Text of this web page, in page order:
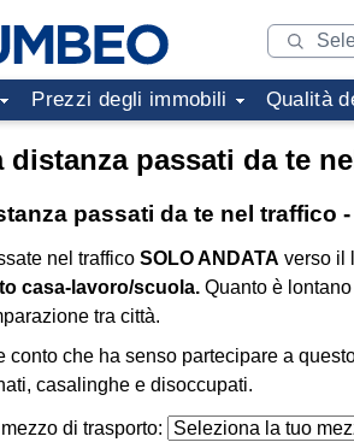
Prezzi degli immobili Qualità
distanza passati da te
passati da te nel traffico
nel traffico SOLO ANDATA verso il
casa-lavoro/scuola. Quanto è
tra città.
che ha senso partecipare a
casalinghe e disoccupati.
di trasporto: